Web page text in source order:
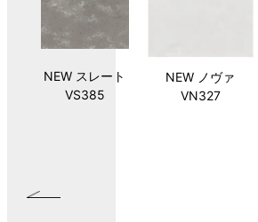
NEW スレート
VS385
NEW ノヴァ
VN327
VIP プリミエール
ラルゴ
NEW イクリプス
ホワイト
テラゾーボロー
VIP ヴィヴァーチ
ェ
NEW スレート
VS385
サンドクレイ
NEW ノヴァ
VN327
VIP プレミエール
グラヴィータ
NEW グレージオ
モザイクニンバ
アイボリー